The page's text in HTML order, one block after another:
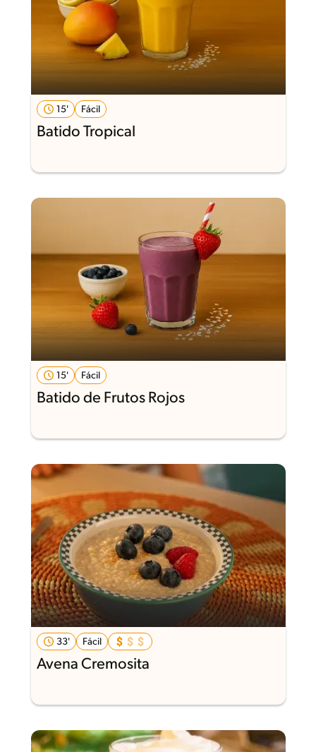
15' Fácil
Batido Tropical
15' Fácil
Batido de Frutos Rojos
33' Fácil
Avena Cremosita